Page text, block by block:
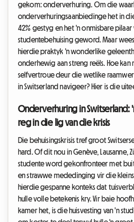
gekom: onderverhuring. Om die
onderverhuringsaanbiedinge het in
42% gestyg en het 'n onmisbare pilaar
studentebehuising geword. Maar
hierdie praktyk 'n wonderlike
onderhewig aan streng reëls. Hoe kan
selfvertroue deur die wetlike
in Switserland navigeer? Hier is die
Onderverhuring in Switserland:
reg in die lig van die krisis
Die behuisingskrisis tref groot
hard. Of dit nou in Genève, Lausanne,
studente word gekonfronteer met
en strawwe mededinging vir die
hierdie gespanne konteks dat
hulle volle betekenis kry. Vir baie
kamer het, is die huisvesting van 'n